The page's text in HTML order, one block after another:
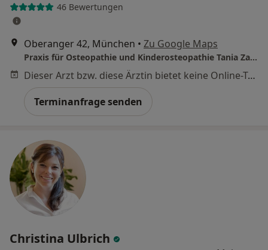
46 Bewertungen
Oberanger 42, München • Zu Google Maps
Praxis für Osteopathie und Kinderosteopathie Tania Zajac
Dieser Arzt bzw. diese Ärztin bietet keine Online-Terminbuchung an diesem Standort an.
Terminanfrage senden
Christina Ulbrich